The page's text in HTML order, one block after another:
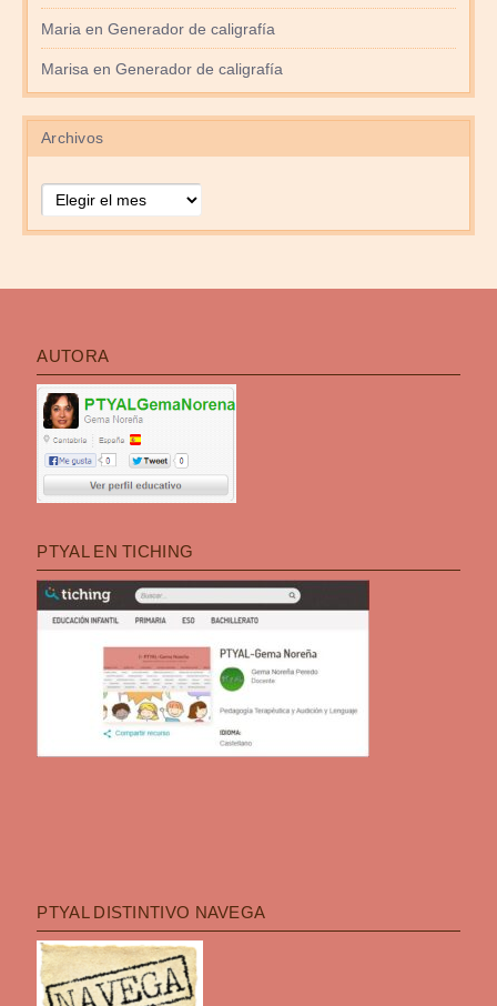
Maria en Generador de caligrafía
Marisa en Generador de caligrafía
Archivos
AUTORA
PTYAL EN TICHING
PTYAL DISTINTIVO NAVEGA